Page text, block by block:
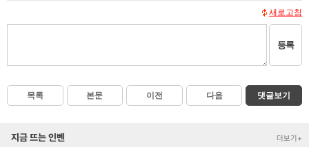
새로고침
등록
목록 본문 이전 다음 댓글보기
지금 뜨는 인벤 더보기+